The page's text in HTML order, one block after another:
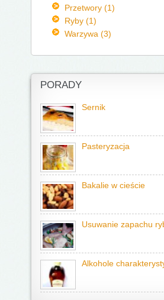
Przetwory (1)
Ryby (1)
Warzywa (3)
PORADY
Sernik
Pasteryzacja
Bakalie w cieście
Usuwanie zapachu
Alkohole